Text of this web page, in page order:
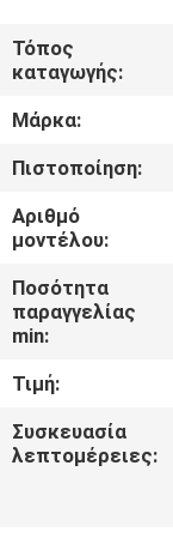
ΜΕ
ΕΜΆΣ
ΕΠΙΣΚΈΨΕΙΣ
ΣΤΟ
ΈΛΕΓΧΟΣ
ΠΟΙΌΤΗΤΑΣ
ΜΑΖΊ
Τόπος
καταγωγής:
Μάρκα:
Πιστοποίηση:
Αριθμό
μοντέλου:
Ποσότητα
παραγγελίας
min:
Τιμή:
Συσκευασία
λεπτομέρειες: